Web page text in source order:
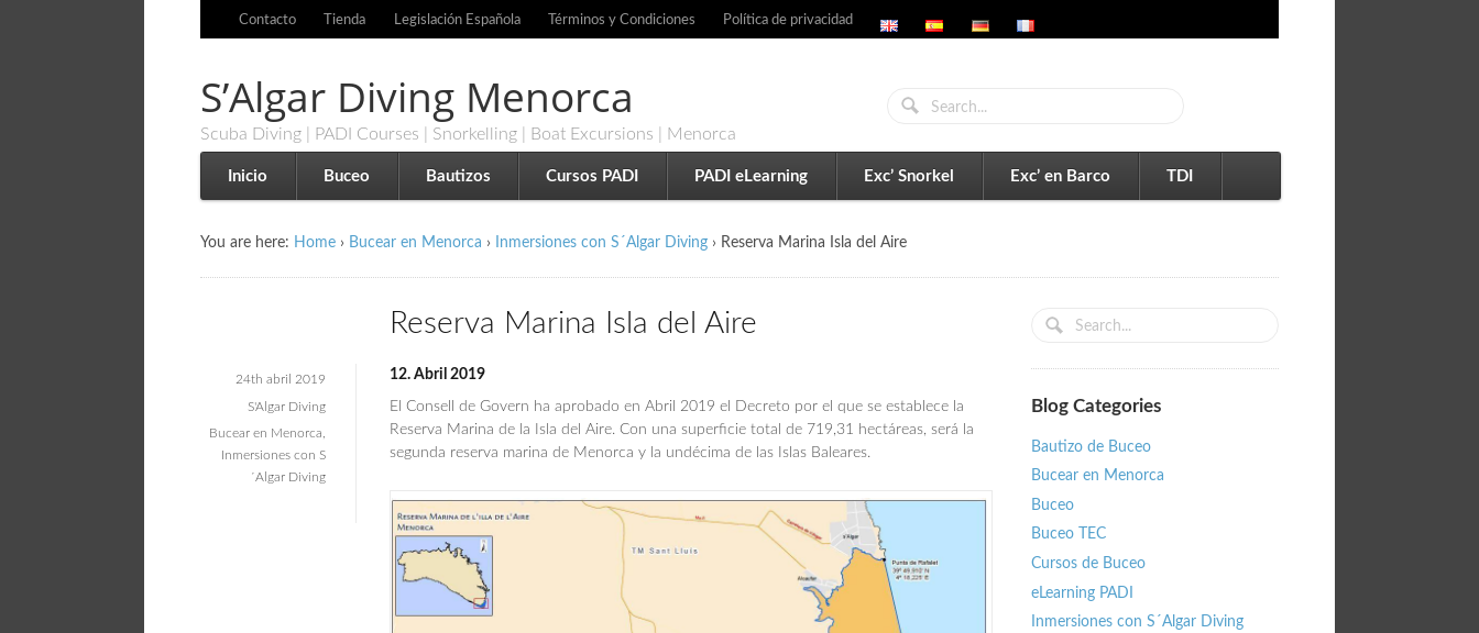
Contacto Tienda Legislación Española Términos y Condiciones Política de privacidad
S’Algar Diving Menorca
Scuba Diving | PADI Courses | Snorkelling | Boat Excursions | Menorca
Inicio Buceo Bautizos Cursos PADI PADI eLearning Exc’ Snorkel Exc’ en Barco TDI
You are here: Home › Bucear en Menorca › Inmersiones con S´Algar Diving › Reserva Marina Isla del Aire
Reserva Marina Isla del Aire
24th abril 2019
S'Algar Diving
Bucear en Menorca,
Inmersiones con S
´Algar Diving
12. Abril 2019
El Consell de Govern ha aprobado en Abril 2019 el Decreto por el que se establece la
Reserva Marina de la Isla del Aire. Con una superficie total de 719,31 hectáreas, será la
segunda reserva marina de Menorca y la undécima de las Islas Baleares.
Blog Categories
Bautizo de Buceo
Bucear en Menorca
Buceo
Buceo TEC
Cursos de Buceo
eLearning PADI
Inmersiones con S´Algar Diving